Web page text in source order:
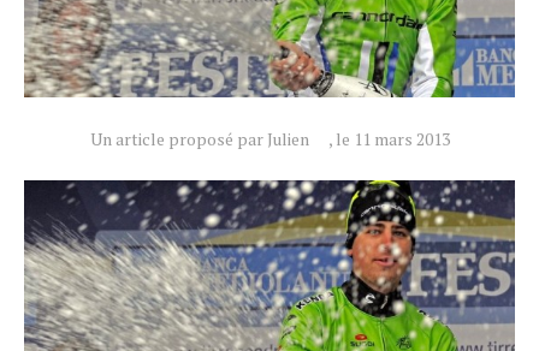
Un article proposé par Julien , le 11 mars 2013
Actualités
Technologies
Tendances
Tous nos articles
À propos